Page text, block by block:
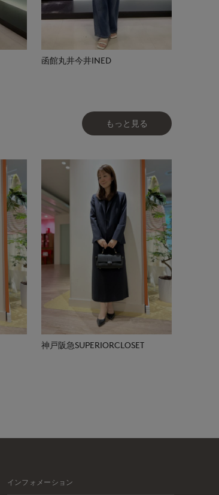
函館丸井今井INED
もっと見る
神戸阪急SUPERIORCLOSET
インフォメーション